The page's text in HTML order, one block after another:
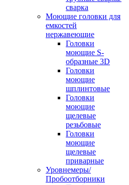
сварка
Моющие головки для
емкостей
нержавеющие
Головки
моющие S-
образные 3D
Головки
моющие
шплинтовые
Головки
моющие
щелевые
резьбовые
Головки
моющие
щелевые
приварные
Уровнемеры/
Пробоотборники